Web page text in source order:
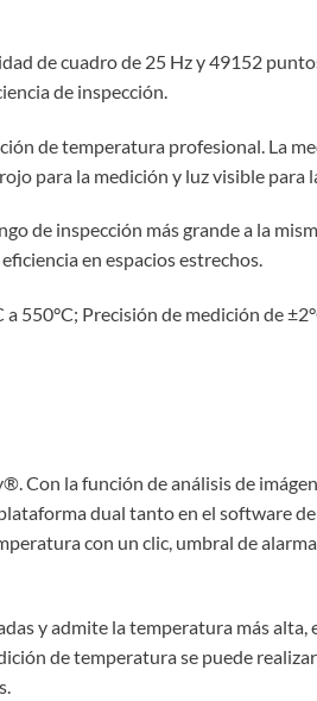
de cuadro de 25 Hz y 49152
de inspección.
de temperatura profesional. La
para la medición y luz visible para
de inspección más grande a la
en espacios estrechos.
550°C; Precisión de medición de
Con la función de análisis de
dual tanto en el software
con un clic, umbral de
y admite la temperatura más
de temperatura se puede